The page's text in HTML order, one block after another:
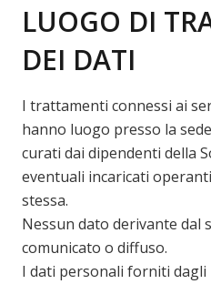
LUOGO DI
DEI DATI
I trattamenti connessi ai
hanno luogo presso la
curati dai dipendenti della
eventuali incaricati
stessa.
Nessun dato derivante dal
comunicato o diffuso.
I dati personali forniti